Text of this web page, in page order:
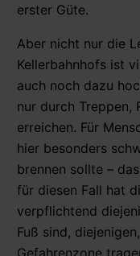
erster Güte.
Aber nicht nur die
Kellerbahnhofs ist
auch noch dazu
nur durch Treppen,
erreichen. Für
hier besonders
brennen sollte –
für diesen Fall hat
verpflichtend
Fuß sind,
Gefahrenzone